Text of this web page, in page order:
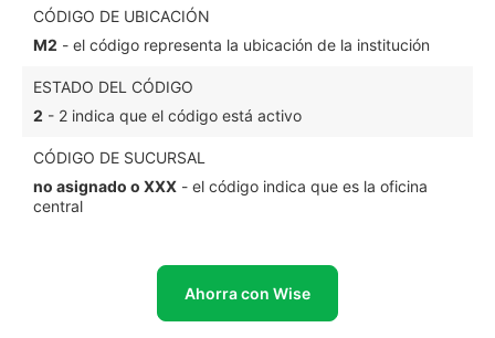
CÓDIGO DE UBICACIÓN
M2 - el código representa la ubicación de la institución
ESTADO DEL CÓDIGO
2 - 2 indica que el código está activo
CÓDIGO DE SUCURSAL
no asignado o XXX - el código indica que es la oficina
central
Ahorra con Wise